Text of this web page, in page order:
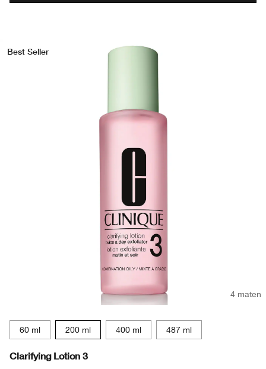
Best Seller
4 maten
60 ml 200 ml 400 ml 487 ml
Clarifying Lotion 3